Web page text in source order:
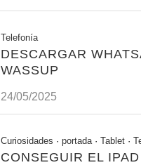
Telefonía
DESCARGAR
WASSUP
24/05/2025
Curiosidades · portada· Tablet·
CONSEGUIR EL